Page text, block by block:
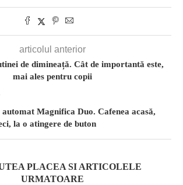
articolul anterior
de dimineață. Cât de importantă este,
mai ales pentru copii
automat Magnifica Duo. Cafenea acasă,
la o atingere de buton
PLACEA SI ARTICOLELE
URMATOARE